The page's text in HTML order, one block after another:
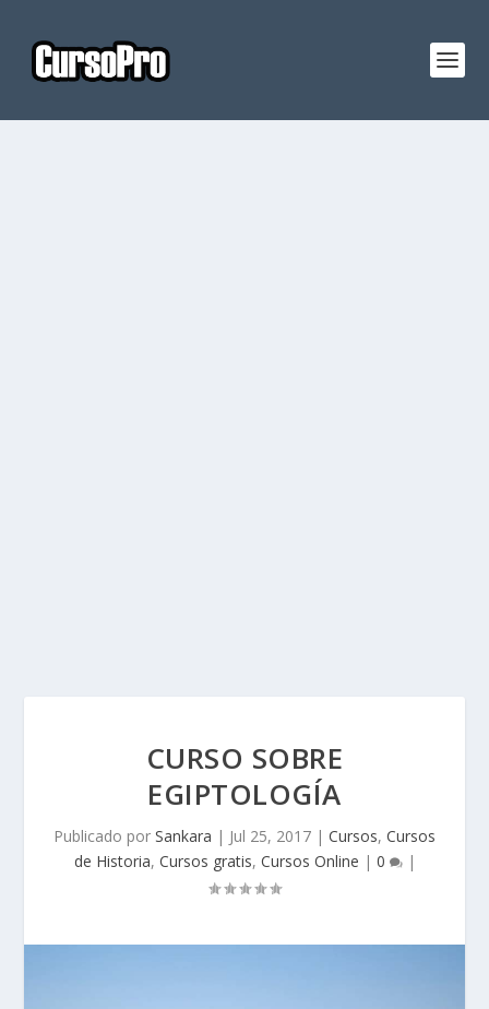
CURSO SOBRE
EGIPTOLOGÍA
Publicado por Sankara | Jul 25, 2017 | Cursos, Cursos
de Historia, Cursos gratis, Cursos Online | 0 |